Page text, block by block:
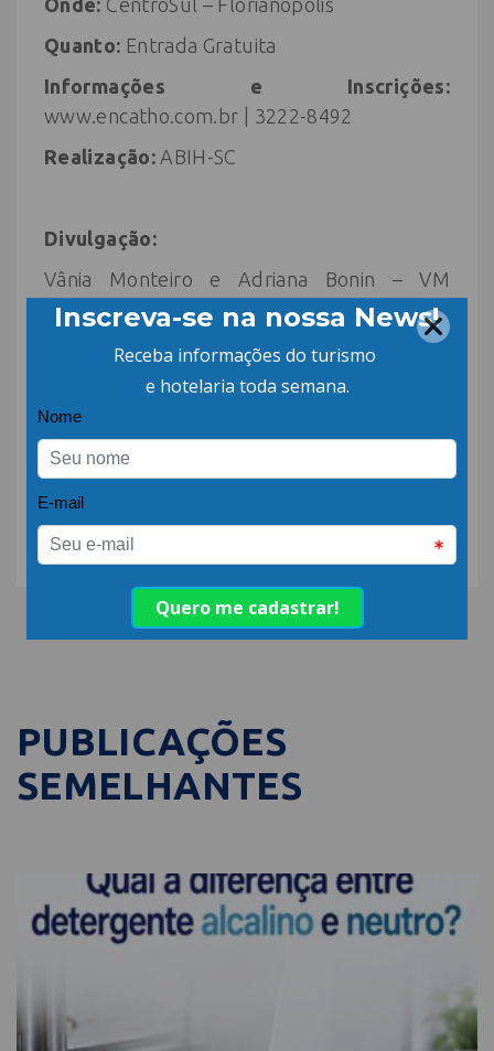
Onde: CentroSul – Florianópolis
Quanto: Entrada Gratuita
Informações e Inscrições:
www.encatho.com.br | 3222-8492
Realização:ABIH-SC
Divulgação:
Vânia Monteiro e Adriana Bonin – VM
Comunicação
(48) 99678-3883 |3093-0933
vania@vmcomunicacao.com.br
COMPARTILHE:
PUBLICAÇÕES
SEMELHANTES